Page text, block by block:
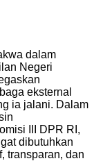
dalam
Negeri
eksternal
ia jalani. Dalam
III DPR RI,
dibutuhkan
transparan, dan